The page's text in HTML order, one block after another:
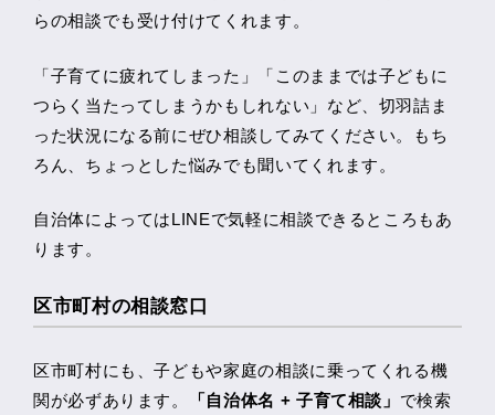
らの相談でも受け付けてくれます。
「子育てに疲れてしまった」「このままでは子どもに
つらく当たってしまうかもしれない」など、切羽詰ま
った状況になる前にぜひ相談してみてください。もち
ろん、ちょっとした悩みでも聞いてくれます。
自治体によってはLINEで気軽に相談できるところもあ
ります。
区市町村の相談窓口
区市町村にも、子どもや家庭の相談に乗ってくれる機
関が必ずあります。
「自治体名 + 子育て相談」 で検索